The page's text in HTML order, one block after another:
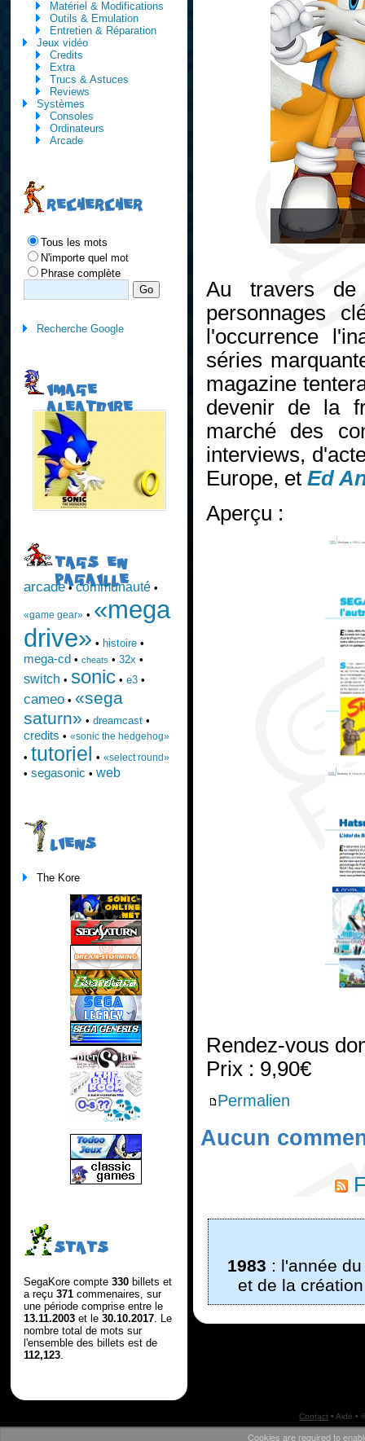
Au travers
personnages
l'occurrence
séries
magazine
devenir de la
marché des
interviews,
Europe, et Ed
Aperçu :
Rendez-vous
Prix : 9,90€
Permalien
Aucun
1983 : l'année
et de la
Matériel & Modifications
Outils & Emulation
Entretien & Réparation
Jeux vidéo
Credits
Extra
Trucs & Astuces
Reviews
Systèmes
Consoles
Ordinateurs
Arcade
RECHERCHER
Tous les mots
N'importe quel mot
Phrase complète
Recherche Google
IMAGE
ALEATOIRE
TAGS EN
PAGAILLE
arcade•communauté•
«game gear»• «mega
drive» • histoire•
mega-cd • cheats • 32x •
switch • sonic• e3•
cameo• «sega
saturn» • dreamcast•
credits • «sonic the hedgehog»
• tutoriel • «select round»
• segasonic • web
LIENS
The Kore
STATS
SegaKore compte 330billets et
a reçu 371commenaires, sur
une période comprise entre le
13.11.2003et le 30.10.2017. Le
nombre total de mots sur
l'ensemble des billets est de
112,123.
Contact •Aide •
Cookies are required to